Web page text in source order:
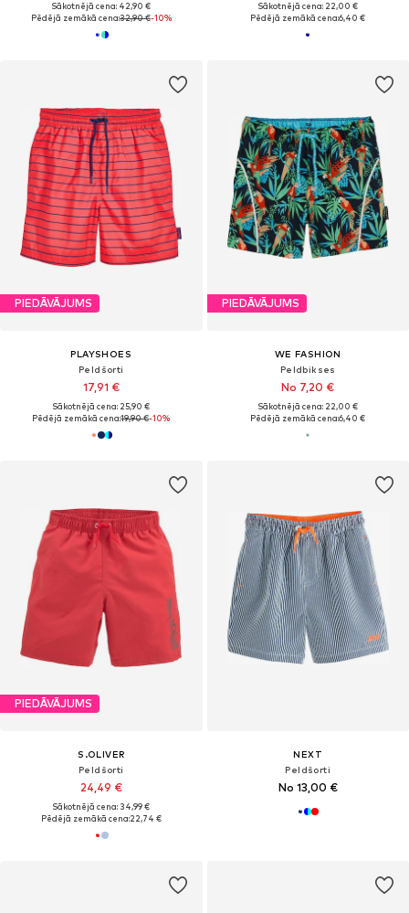
Sākotnējā cena: 42,90 €
Pēdējā zemākā cena:32,90 €-10%
Sākotnējā cena: 22,00 €
Pēdējā zemākā cena:6,40 €
PIEDĀVĀJUMS
PLAYSHOES
Peldšorti
17,91 €
Sākotnējā cena: 25,90 €
Pēdējā zemākā cena:19,90 €-10%
PIEDĀVĀJUMS
WE FASHION
Peldbikses
No 7,20 €
Sākotnējā cena: 22,00 €
Pēdējā zemākā cena:6,40 €
PIEDĀVĀJUMS
S.OLIVER
Peldšorti
24,49 €
Sākotnējā cena: 34,99 €
Pēdējā zemākā cena:22,74 €
NEXT
Peldšorti
No 13,00 €